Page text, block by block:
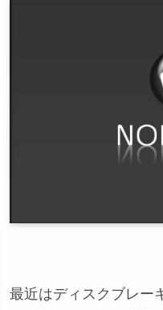
最近はディスクブレー